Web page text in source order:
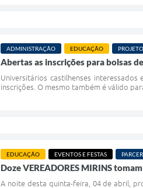
ADMINISTRAÇÃO EDUCAÇÃO
Abertas as inscrições para bolsas
Universitários castilhenses
inscrições. O mesmo também é válido
EDUCAÇÃO EVENTOS E FESTAS
Doze VEREADORES MIRINS
A noite desta quinta-feira, 04 de abril,